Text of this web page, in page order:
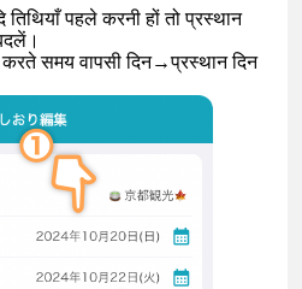
पहले करनी हों तो प्रस्थान
करते समय वापसी दिन→प्रस्थान दिन